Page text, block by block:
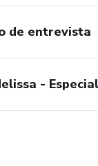
de entrevista
-